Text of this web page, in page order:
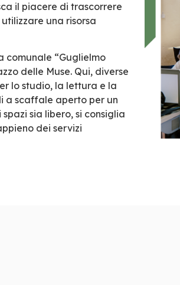
il piacere di trascorrere
una risorsa
comunale “Guglielmo
delle Muse. Qui, diverse
lo studio, la lettura e la
a scaffale aperto per un
sia libero, si consiglia
dei servizi